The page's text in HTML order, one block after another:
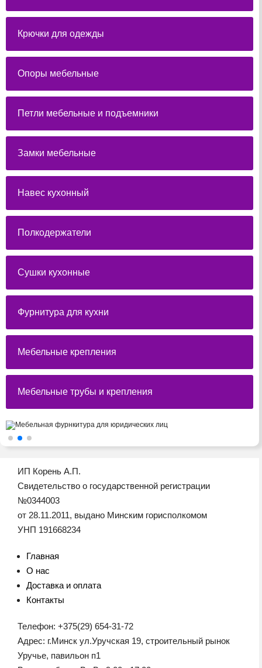
Крючки для одежды
Опоры мебельные
Петли мебельные и подъемники
Замки мебельные
Навес кухонный
Полкодержатели
Сушки кухонные
Фурнитура для кухни
Мебельные крепления
Мебельные трубы и крепления
ИП Корень А.П.
Свидетельство о государственной регистрации
№0344003
от 28.11.2011, выдано Минским горисполкомом
УНП 191668234
Главная
О нас
Доставка и оплата
Контакты
Телефон: +375(29) 654-31-72
Адрес: г.Минск ул.Уручская 19, строительный рынок
Уручье, павильон п1